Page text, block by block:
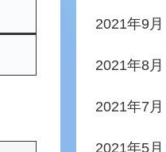
2021年9月
2021年8月
2021年7月
2021年5月